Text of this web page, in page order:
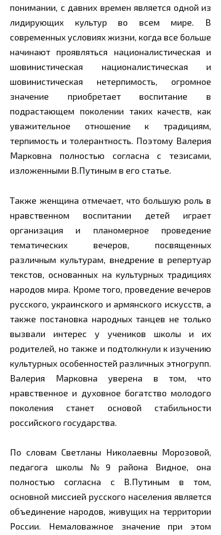
понимании, с давних времен является одной из
лидирующих культур во всем мире. В
современных условиях жизни, когда все больше
начинают проявляться националистическая и
шовинистическая националистическая и
шовинистическая нетерпимость, огромное
значение приобретает воспитание в
подрастающем поколении таких качеств, как
уважительное отношение к традициям,
терпимость и толерантность. Поэтому Валерия
Марковна полностью согласна с тезисами,
изложенными В.Путиным в его статье.
Также женщина отмечает, что большую роль в
нравственном воспитании детей играет
организация и планомерное проведение
тематических вечеров, посвященных
различным культурам, внедрение в репертуар
текстов, основанных на культурных традициях
народов мира. Кроме того, проведение вечеров
русского, украинского и армянского искусств, а
также постановка народных танцев не только
вызвали интерес у учеников школы и их
родителей, но также и подтолкнули к изучению
культурных особенностей различных этногрупп.
Валерия Марковна уверена в том, что
нравственное и духовное богатство молодого
поколения станет основой стабильности
российского государства.
По словам Светланы Николаевны Морозовой,
педагога школы №9 района Видное, она
полностью согласна с В.Путиным в том,
основной миссией русского населения является
объединение народов, живущих на территории
России. Немаловажное значение при этом